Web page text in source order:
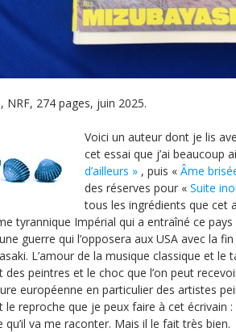
NRF, 274 pages, juin 2025.
Voici un auteur dont je lis
cet essai que j’ai beaucoup
d’ailleurs » , puis « Âme
des réserves pour « Suite
tous les ingrédients que cet
tyrannique Impérial qui a entraîné ce
guerre qui l’opposera aux USA avec la
L’amour de la musique classique et le
peintres et le choc que l’on peut
européenne en particulier des artistes
le reproche que je peux faire à cet écrivain :
qu’il va me raconter. Mais il le fait très bien.